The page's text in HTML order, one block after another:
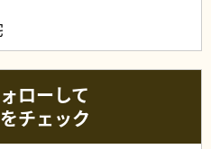
ローして
チェック